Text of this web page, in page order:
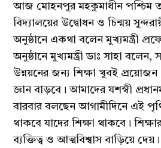
আজ মোহনপুর মহকুমাধীন পশ্চিম
বিদ্যালয়ের উদ্বোধন ও চিন্ময়
অনুষ্ঠানে একথা বলেন মুখ্যমন্ত্রী
অনুষ্ঠানে মুখ্যমন্ত্রী ডাঃ সাহা
উন্নয়নের জন্য শিক্ষা খুবই
জ্ঞান বাড়বে। আমাদের যশস্বী
বারবার বলছেন আগামীদিনে এই
থাকবে যাদের শিক্ষা থাকবে।
ব্যক্তিত্ব ও আত্মবিশ্বাস বাড়িয়ে